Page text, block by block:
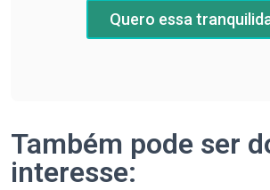
Quero essa
Também pode ser
interesse: